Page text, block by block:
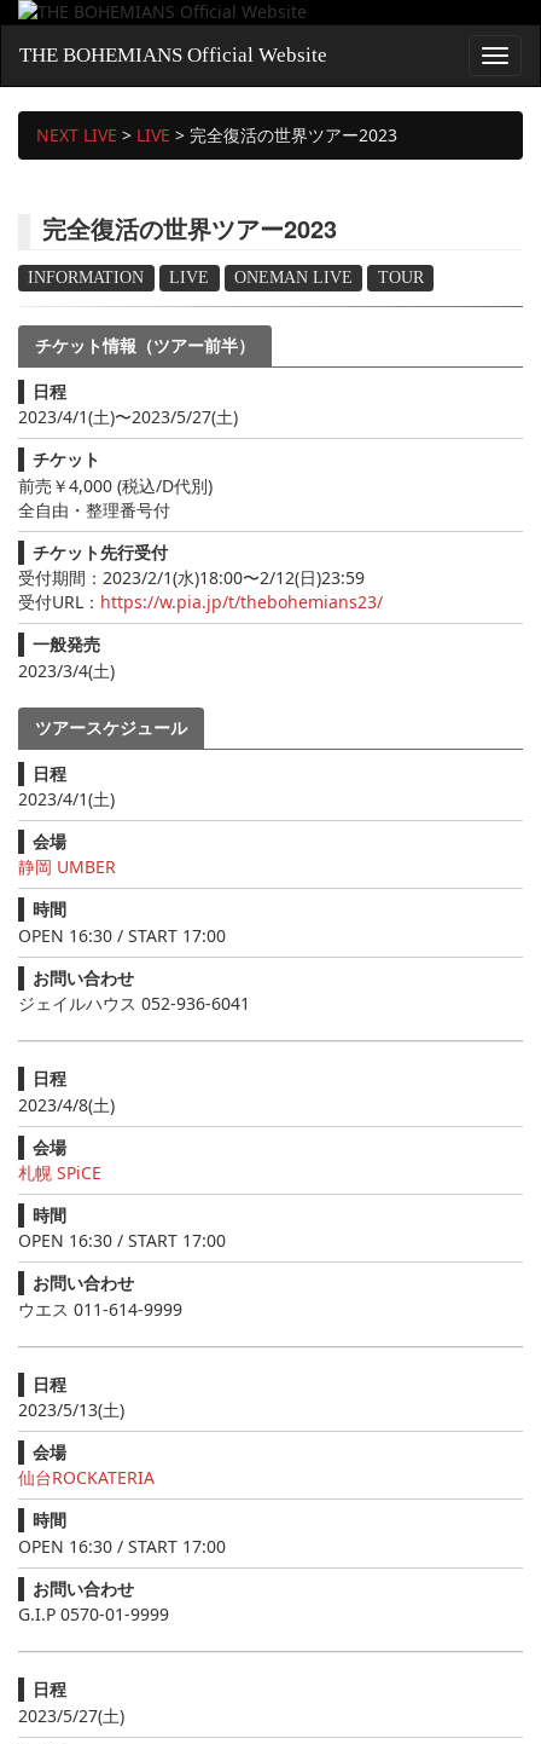
THE BOHEMIANS Official Website
NEXT LIVE > LIVE > 完全復活の世界ツアー2023
完全復活の世界ツアー2023
INFORMATION LIVE ONEMAN LIVE TOUR
チケット情報（ツアー前半）
日程
2023/4/1(土)〜2023/5/27(土)
チケット
前売￥4,000 (税込/D代別)
全自由・整理番号付
チケット先行受付
受付期間：2023/2/1(水)18:00〜2/12(日)23:59
受付URL： https://w.pia.jp/t/thebohemians23/
一般発売
2023/3/4(土)
ツアースケジュール
日程
2023/4/1(土)
会場
静岡 UMBER
時間
OPEN 16:30 / START 17:00
お問い合わせ
ジェイルハウス 052-936-6041
日程
2023/4/8(土)
会場
札幌 SPiCE
時間
OPEN 16:30 / START 17:00
お問い合わせ
ウエス 011-614-9999
日程
2023/5/13(土)
会場
仙台ROCKATERIA
時間
OPEN 16:30 / START 17:00
お問い合わせ
G.I.P 0570-01-9999
日程
2023/5/27(土)